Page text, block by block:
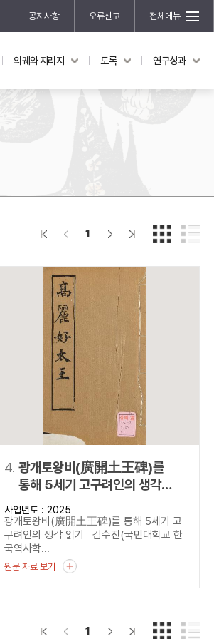
공지사항 오류신고 전체메뉴
연구성과
신진학자 초청 연구교류 사업
규장각-산기 연구비 지원 사업
기획연구
홍재 한국학 펠로십 프로그램
의궤와 지리지 도록 연구성과
1
4. 광개토왕비(廣開土王碑)를
통해 5세기 고구려인의 생각
읽기
사업년도 : 2025
광개토왕비(廣開土王碑)를 통해 5세기 고
구려인의 생각 읽기 김수진(국민대학교 한
국역사학...
원문 자료 보기
1